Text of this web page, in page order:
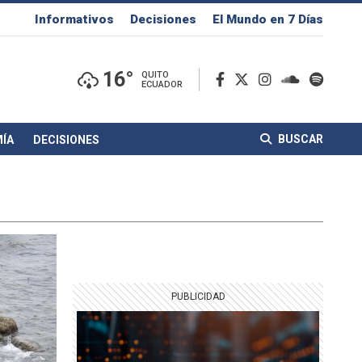
Informativos Decisiones El Mundo en 7 Días
16°
QUITO
ECUADOR
DECISIONES BUSCAR